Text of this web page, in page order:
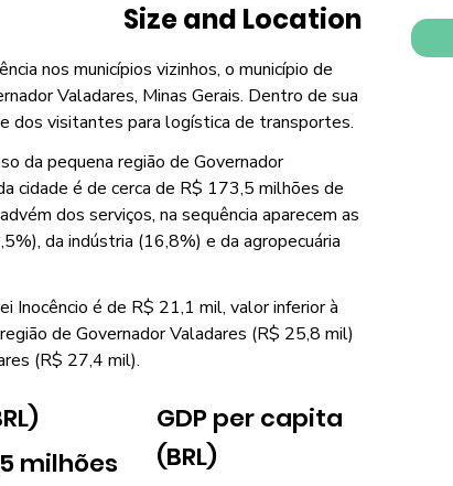
Size and Location
nos municípios vizinhos, o município de
Valadares, Minas Gerais. Dentro de sua
dos visitantes para logística de transportes.
da pequena região de Governador
cidade é de cerca de R$ 173,5 milhões de
dos serviços, na sequência aparecem as
da indústria (16,8%) e da agropecuária
Inocêncio é de R$ 21,1 mil, valor inferior à
de Governador Valadares (R$ 25,8 mil)
(R$ 27,4 mil).
milhões
GDP per capita
(BRL)